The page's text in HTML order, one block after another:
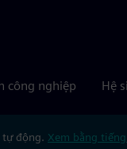
công nghiệp Hệ
tự động. Xem bằng